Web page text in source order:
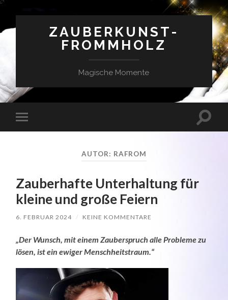
ZAUBERKUNST-
FROMMHOLZ
Magische Momente
Mobile-
Menü
AUTOR: RAFROM
Zauberhafte Unterhaltung für
kleine und große Feiern
6. FEBRUAR 2024 / KEINE KOMMENTARE
„Der Wunsch, mit einem Zauberspruch alle Probleme zu
lösen, ist ein ewiger Menschheitstraum.“